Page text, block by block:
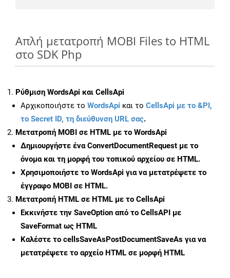
Απλή μετατροπή MOBI Files to HTML
στο SDK Php
Ρύθμιση WordsApi και CellsApi
Αρχικοποιήστε το WordsApi και το CellsApi με το &PI,
το Secret ID, τη διεύθυνση URL σας.
Μετατροπή MOBI σε HTML με το WordsApi
Δημιουργήστε έναConvertDocumentRequest με το
όνομα και τη μορφή του τοπικού αρχείου σε HTML.
Χρησιμοποιήστε το WordsApi για να μετατρέψετε το
έγγραφο MOBI σε HTML.
Μετατροπή HTML σε HTML με το CellsApi
Εκκινήστε την SaveOption από το CellsAPI με
SaveFormat ως HTML
Καλέστε το cellsSaveAsPostDocumentSaveAs για να
μετατρέψετε το αρχείο HTML σε μορφή HTML